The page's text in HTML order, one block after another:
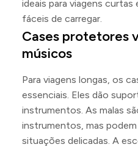
ideais para viagens curtas
fáceis de carregar.
Cases protetores
músicos
Para viagens longas, os
essenciais. Eles dão
instrumentos. As malas
instrumentos, mas
situações delicadas. A